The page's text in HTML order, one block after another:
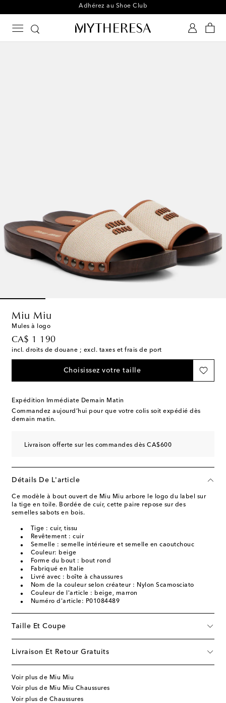
Une nouvelle paire chaque jour
Miu Miu
Mules à logo
CA$ 1 190
original price
incl. droits de douane ; excl. taxes et frais de port
Choisissez votre taille
Expédition Immédiate Demain Matin
Commandez aujourd’hui pour que votre colis soit expédié dès
demain matin.
Livraison offerte sur les commandes dès CA$600
Détails De L'article
Ce modèle à bout ouvert de Miu Miu arbore le logo du label sur
la tige en toile. Bordée de cuir, cette paire repose sur des
semelles sabots en bois.
Tige : cuir, tissu
Revêtement : cuir
Semelle : semelle intérieure et semelle en caoutchouc
Couleur: beige
Forme du bout : bout rond
Fabriqué en Italie
Livré avec : boîte à chaussures
Nom de la couleur selon créateur : Nylon Scamosciato
Couleur de l'article : beige, marron
Numéro d'article: P01084489
Taille Et Coupe
Livraison Et Retour Gratuits
Voir plus de Miu Miu
Voir plus de Miu Miu Chaussures
Voir plus de Chaussures